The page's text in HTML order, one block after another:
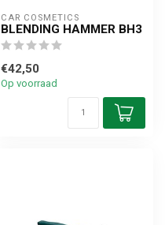
CAR COSMETICS
BLENDING HAMMER BH3
€42,50
Op voorraad